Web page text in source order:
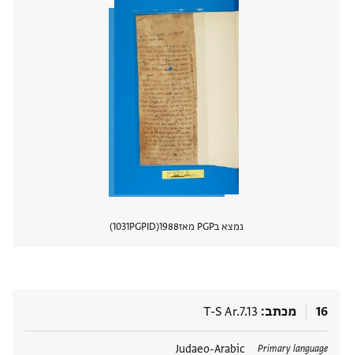
נמצא בPGP מאז 1988
PGPID
1031
16 מכתב T-S Ar.7.13
Primary language
Judaeo-Arabic תגים